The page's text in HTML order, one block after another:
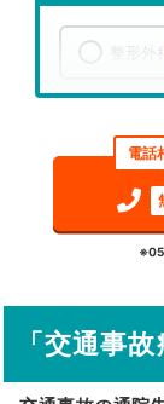
整形外
駅
電話
「交通事